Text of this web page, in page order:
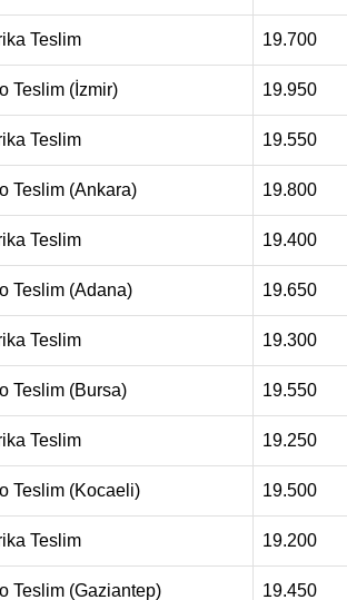
Teslim 19.700
Teslim (İzmir) 19.950
Teslim 19.550
Teslim (Ankara) 19.800
Teslim 19.400
Teslim (Adana) 19.650
Teslim 19.300
Teslim (Bursa) 19.550
Teslim 19.250
Teslim (Kocaeli) 19.500
Teslim 19.200
Teslim (Gaziantep) 19.450